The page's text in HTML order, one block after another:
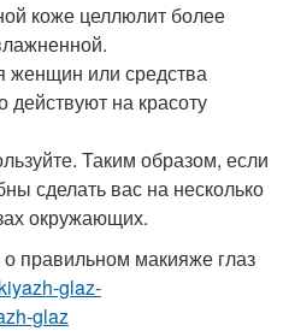
коже целлюлит более
женщин или средства
действуют на красоту
Таким образом, если
сделать вас на несколько
окружающих.
правильном макияже глаз
glaz-
glaz